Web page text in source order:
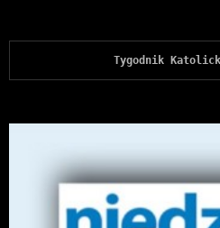
Tygodnik